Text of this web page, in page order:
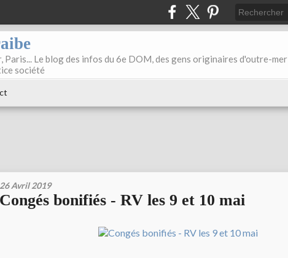
Paris... Le blog des infos du 6e DOM, des gens originaires d'outre-mer
société
26 Avril 2019
Congés bonifiés - RV les 9 et 10 mai